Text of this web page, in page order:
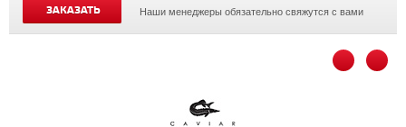
ЗАКАЗАТЬ Наши менеджеры обязательно свяжутся с вами